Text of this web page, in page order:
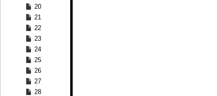
20
21
22
23
24
25
26
27
28